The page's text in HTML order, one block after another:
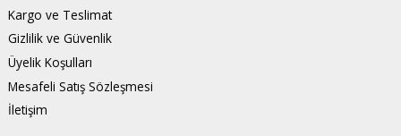
Kargo ve Teslimat
Gizlilik ve Güvenlik
Üyelik Koşulları
Mesafeli Satış Sözleşmesi
İletişim